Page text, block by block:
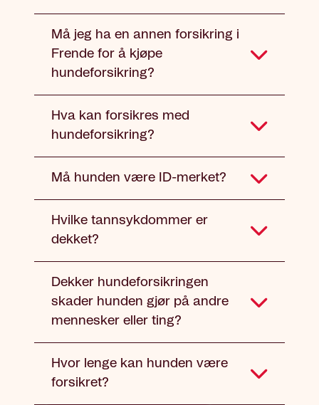
Må jeg ha en annen forsikring i
Frende for å kjøpe
hundeforsikring?
Hva kan forsikres med
hundeforsikring?
Må hunden være ID-merket?
Hvilke tannsykdommer er
dekket?
Dekker hundeforsikringen
skader hunden gjør på andre
mennesker eller ting?
Hvor lenge kan hunden være
forsikret?